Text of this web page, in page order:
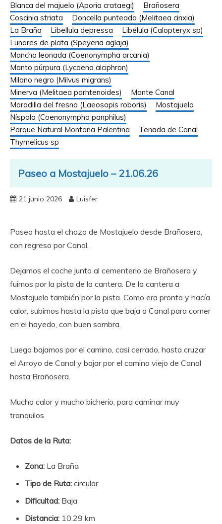
Blanca del majuelo (Aporia crataegi)
Brañosera
Coscinia striata
Doncella punteada (Melitaea cinxia)
La Braña
Libellula depressa
Libélula (Calopteryx sp)
Lunares de plata (Speyeria aglaja)
Mancha leonada (Coenonympha arcania)
Manto púrpura (Lycaena alciphron)
Milano negro (Milvus migrans)
Minerva (Melitaea parhtenoides)
Monte Canal
Moradilla del fresno (Laeosopis roboris)
Mostajuelo
Níspola (Coenonympha panphilus)
Parque Natural Montaña Palentina
Tenada de Canal
Thymelicus sp
Paseo a Mostajuelo – 21.06.26
21 junio 2026 Luisfer
Paseo hasta el chozo de Mostajuelo desde Brañosera,
con regreso por Canal.
Dejamos el coche junto al cementerio de Brañosera y
fuimos por la pista de la cantera. De la cantera a
Mostajuelo también por la pista. Como era pronto y hacía
calor, subimos hasta la pista que baja a Canal para comer
en el hayedo, con buen sombra.
Luego bajamos por el camino, casi cerrado, hasta cruzar
el Arroyo de Canal y bajar por el camino viejo de Canal
hasta Brañosera.
Mucho calor y mucho bicherío, para caminar muy
tranquilos.
Datos de la Ruta:
Zona: La Braña
Tipo de Ruta: circular
Dificultad: Baja
Distancia: 10.29 km